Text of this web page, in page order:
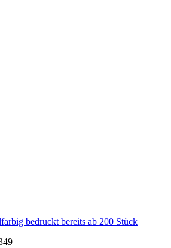
bedruckt bereits ab 200 Stück